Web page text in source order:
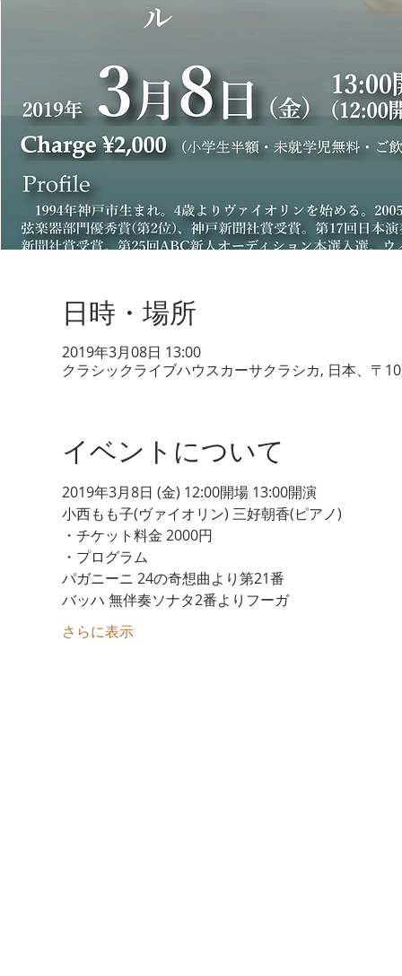
日時・場所
2019年3月08日 13:00
クラシックライブハウスカーサクラシカ, 日本、〒
イベントについて
2019年3月8日 (金) 12:00開場 13:00開演
バッハ 無伴奏ソナタ2番よりフーガ
さらに表示